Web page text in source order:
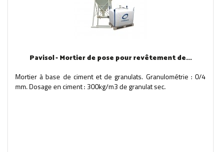
Pavisol - Mortier de pose pour revêtement de...
Mortier à base de ciment et de granulats. Granulométrie : 0/4
mm. Dosage en ciment : 300kg/m3 de granulat sec.